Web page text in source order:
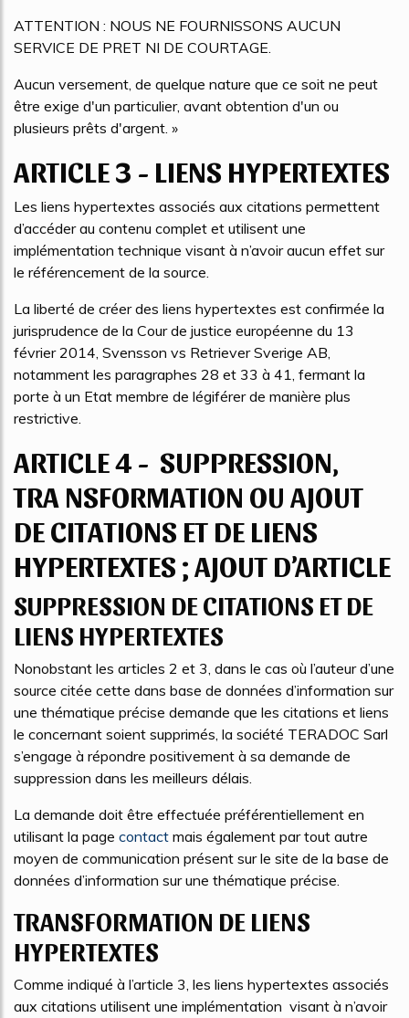
ATTENTION : NOUS NE FOURNISSONS AUCUN
SERVICE DE PRET NI DE COURTAGE.
Aucun versement, de quelque nature que ce soit ne peut
être exige d'un particulier, avant obtention d'un ou
plusieurs prêts d'argent. »
ARTICLE 3 - LIENS HYPERTEXTES
Les liens hypertextes associés aux citations permettent
d’accéder au contenu complet et utilisent une
implémentation technique visant à n’avoir aucun effet sur
le référencement de la source.
La liberté de créer des liens hypertextes est confirmée la
jurisprudence de la Cour de justice européenne du 13
février 2014, Svensson vs Retriever Sverige AB,
notamment les paragraphes 28 et 33 à 41, fermant la
porte à un Etat membre de légiférer de manière plus
restrictive.
ARTICLE 4 - SUPPRESSION,
TRA NSFORMATION OU AJOUT
DE CITATIONS ET DE LIENS
HYPERTEXTES ; AJOUT D’ARTICLE
SUPPRESSION DE CITATIONS ET DE
LIENS HYPERTEXTES
Nonobstant les articles 2 et 3, dans le cas où l’auteur d’une
source citée cette dans base de données d’information sur
une thématique précise demande que les citations et liens
le concernant soient supprimés, la société TERADOC Sarl
s’engage à répondre positivement à sa demande de
suppression dans les meilleurs délais.
La demande doit être effectuée préférentiellement en
utilisant la page contact mais également par tout autre
moyen de communication présent sur le site de la base de
données d’information sur une thématique précise.
TRANSFORMATION DE LIENS
HYPERTEXTES
Comme indiqué à l’article 3, les liens hypertextes associés
aux citations utilisent une implémentation visant à n’avoir